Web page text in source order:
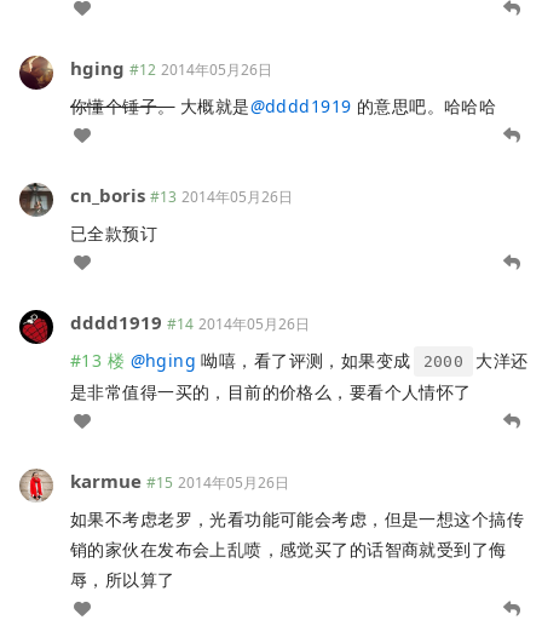
hging #12 2014年05月26日
你懂个锤子。大概就是@dddd1919 的意思吧。哈哈哈
cn_boris #13 2014年05月26日
已全款预订
dddd1919 #14 2014年05月26日
#13 楼 @hging 呦嘻，看了评测，如果变成 2000
大洋还
是非常值得一买的，目前的价格么，要看个人情怀了
karmue #15 2014年05月26日
如果不考虑老罗，光看功能可能会考虑，但是一想这个搞传
销的家伙在发布会上乱喷，感觉买了的话智商就受到了侮
辱，所以算了